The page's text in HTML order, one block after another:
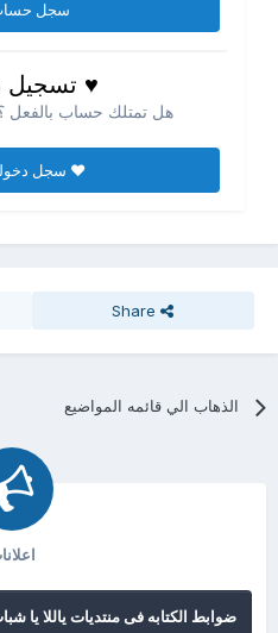
سجل
♥ تسجيل
هل تمتلك حساب بالفعل
♥ سجل
Share
الذهاب الي قائمه المواضيع
ضوابط الكتابه فى منتديات ياللا يا